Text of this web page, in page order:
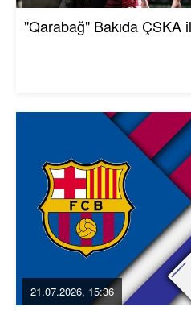
"Qarabağ" Bakıda ÇSKA
21.07.2026, 15:36